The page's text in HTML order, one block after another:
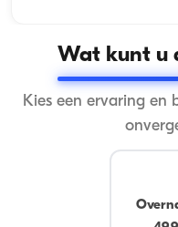
Wat kunt u
Kies een ervaring en